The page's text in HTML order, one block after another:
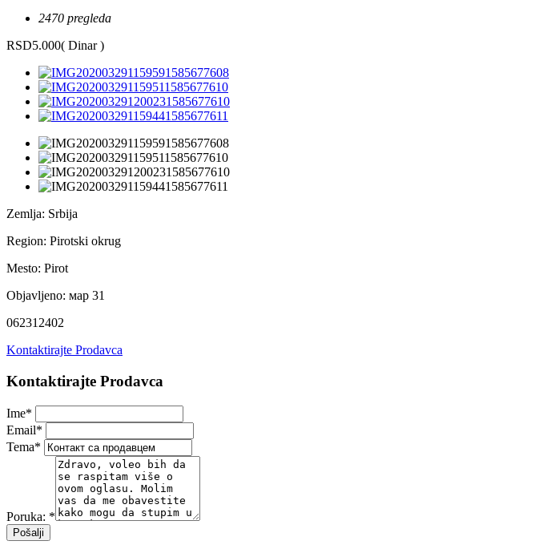
2470 pregleda
RSD5.000( Dinar )
Zemlja: Srbija
Region: Pirotski okrug
Mesto: Pirot
Objavljeno: мар 31
062312402
Kontaktirajte Prodavca
Kontaktirajte Prodavca
Ime*
Email*
Tema*
Poruka: *